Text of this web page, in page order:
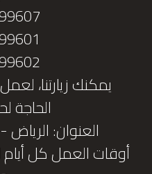
يمكنك زيارتنا،
الحاجة
العنوان: الرياض
أوقات العمل كل